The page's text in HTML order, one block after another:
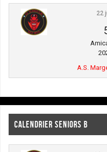
22
A.S.
CALENDRIER SENIORS B